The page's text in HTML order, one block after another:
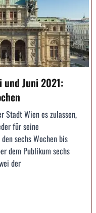
und Juni 2021:
Stadt Wien es zulassen,
für seine
sechs Wochen bis
dem Publikum sechs
der